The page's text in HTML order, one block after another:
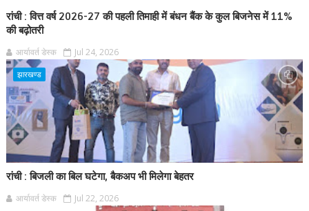
रांची : वित्त वर्ष 2026-27 की पहली तिमाही में बंधन बैंक के कुल बिजनेस में 11%
की बढ़ोतरी
आर्यावर्त डेस्क Jul 24, 2026
झारखण्ड
रांची : बिजली का बिल घटेगा, बैकअप भी मिलेगा बेहतर
आर्यावर्त डेस्क Jul 22, 2026